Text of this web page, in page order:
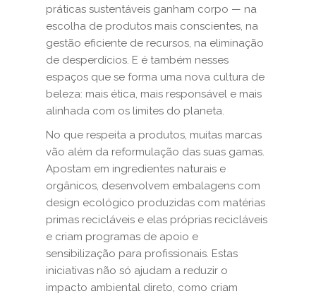
práticas sustentáveis ganham corpo — na
escolha de produtos mais conscientes, na
gestão eficiente de recursos, na eliminação
de desperdícios. E é também nesses
espaços que se forma uma nova cultura de
beleza: mais ética, mais responsável e mais
alinhada com os limites do planeta.
No que respeita a produtos, muitas marcas
vão além da reformulação das suas gamas.
Apostam em ingredientes naturais e
orgânicos, desenvolvem embalagens com
design ecológico produzidas com matérias
primas recicláveis e elas próprias recicláveis
e criam programas de apoio e
sensibilização para profissionais. Estas
iniciativas não só ajudam a reduzir o
impacto ambiental direto, como criam